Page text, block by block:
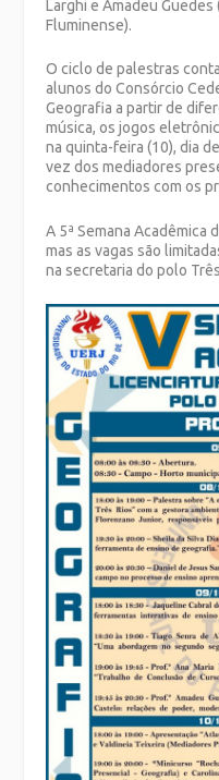
Larghi e Amadeu
Fluminense).
O ciclo de palestras
alunos do Consórcio
Geografia a partir de
música, os jogos
na quinta-feira (10), dia
vez dos mediadores
conhecimentos com os
A 5ª Semana Acadêmica
mas as vagas são
na secretaria do polo